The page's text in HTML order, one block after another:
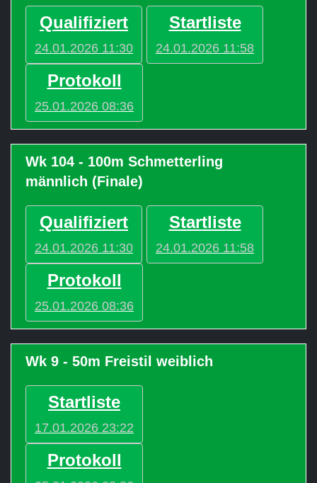
Qualifiziert
24.01.2026 11:30
Startliste
24.01.2026 11:58
Protokoll
25.01.2026 08:36
Wk 104 - 100m Schmetterling
männlich (Finale)
Qualifiziert
24.01.2026 11:30
Startliste
24.01.2026 11:58
Protokoll
25.01.2026 08:36
Wk 9 - 50m Freistil weiblich
Startliste
17.01.2026 23:22
Protokoll